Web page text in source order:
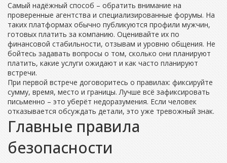
Самый надёжный способ – обратить внимание на
проверенные агентства и специализированные форумы. На
таких платформах обычно публикуются профили мужчин,
готовых платить за компанию. Оценивайте их по
финансовой стабильности, отзывам и уровню общения. Не
бойтесь задавать вопросы о том, сколько они планируют
платить, какие услуги ожидают и как часто планируют
встречи.
При первой встрече договоритесь о правилах: фиксируйте
сумму, время, место и границы. Лучше всё зафиксировать
письменно – это уберёт недоразумения. Если человек
отказывается обсуждать детали, это уже тревожный знак.
Главные правила
безопасности